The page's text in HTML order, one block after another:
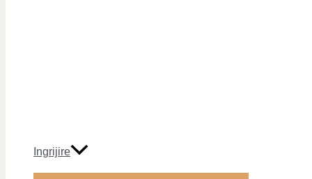
Ingrijire